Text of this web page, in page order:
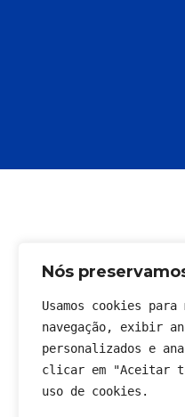
Nós
Usamos cookies
navegação, exibir
personalizados e
clicar em "Aceitar
uso de cookies.